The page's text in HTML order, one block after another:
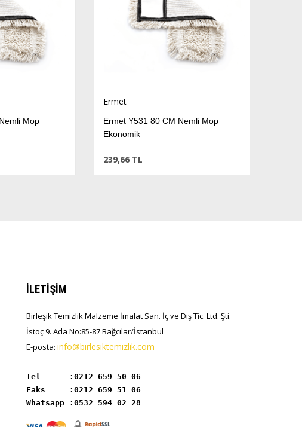
Mop
Ermet
Ermet Y531 80 CM Nemli Mop
Ekonomik
239,66 TL
İLETİŞİM
Birleşik Temizlik Malzeme İmalat San. İç ve Dış Tic. Ltd. Şti.
İstoç 9. Ada No:85-87 Bağcılar/İstanbul
E-posta: info@birlesiktemizlik.com
Tel      :
Whatsapp :0532 594 02 28